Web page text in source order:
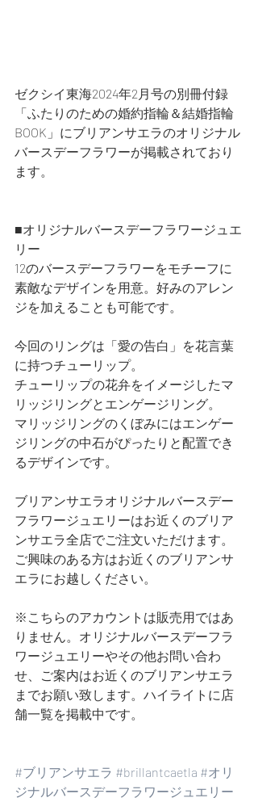
ゼクシイ東海2024年2月号の別冊付録
「ふたりのための婚約指輪＆結婚指輪
BOOK」にブリアンサエラのオリジナル
バースデーフラワーが掲載されており
ます。
■オリジナルバースデーフラワージュエ
リー
12のバースデーフラワーをモチーフに
素敵なデザインを用意。好みのアレン
ジを加えることも可能です。
今回のリングは「愛の告白」を花言葉
に持つチューリップ。
チューリップの花弁をイメージしたマ
リッジリングとエンゲージリング。
マリッジリングのくぼみにはエンゲー
ジリングの中石がぴったりと配置でき
るデザインです。
ブリアンサエラオリジナルバースデー
フラワージュエリーはお近くのブリア
ンサエラ全店でご注文いただけます。
ご興味のある方はお近くのブリアンサ
エラにお越しください。
※こちらのアカウントは販売用ではあ
りません。オリジナルバースデーフラ
ワージュエリーやその他お問い合わ
せ、ご案内はお近くのブリアンサエラ
までお願い致します。ハイライトに店
舗一覧を掲載中です。
#ブリアンサエラ #brillantcaetla #オリ
ジナルバースデーフラワージュエリー